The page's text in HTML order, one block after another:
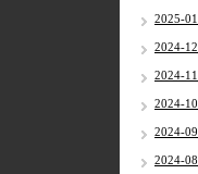
2025-01
2024-12
2024-11
2024-10
2024-09
2024-08